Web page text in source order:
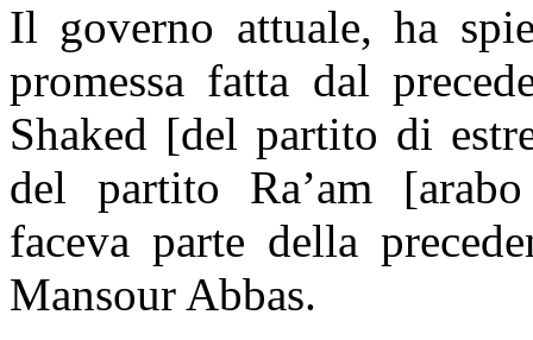
Il governo attuale, ha
promessa fatta dal
Shaked [del partito di
del partito Ra’am
faceva parte della
Mansour Abbas.